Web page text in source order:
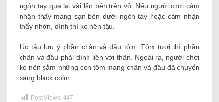
ngón tay qua lại vài lần bên trên vỏ. Nếu người chơi cảm
nhận thấy mang sạn bên dưới ngón tay hoặc cảm nhận
thấy nhờn, dính thì ko nên tậu.
lúc tậu lưu ý phần chân và đầu tôm. Tôm tươi thì phần
chân và đầu phải dính liền với thân. Ngoài ra, người chơi
ko nên sắm những con tôm mang chân và đầu đã chuyển
sang black color.
Post Views: 447